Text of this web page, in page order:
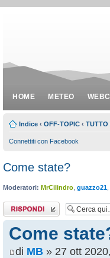
HOME METEO
Indice ‹ OFF-TOPIC ‹ TUTTO
Connettiti con Facebook
Come state?
Moderatori: MrCilindro guazzo21
Rispondi al
messaggio
Come
di MB » 27 ott